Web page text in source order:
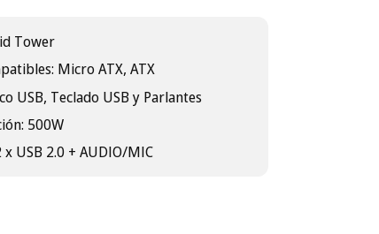
Tower
Micro ATX, ATX
USB, Teclado USB y Parlantes
500W
USB 2.0 + AUDIO/MIC